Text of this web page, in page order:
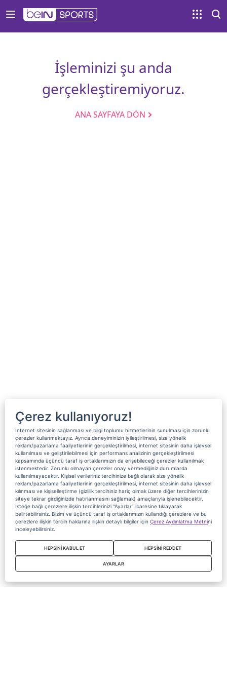
İşleminizi şu anda
gerçekleştiremiyoruz.
ANA SAYFAYA DÖN
Çerez kullanıyoruz!
İnternet sitesinin sağlanması ve bilgi toplumu hizmetlerinin sunulması için zorunlu
çerezler kullanmaktayız. Ayrıca deneyiminizin iyileştirilmesi, size yönelik
reklam/pazarlama faaliyetlerinin gerçekleştirilmesi, internet sitesinin daha işlevsel
kullanılması ve geliştirilebilmesi için performans analizinin gerçekleştirilmesi
kapsamında üçüncü taraf iş ortaklarımızın da erişebileceği çerezler kullanılmak
istenmektedir. Zorunlu olmayan çerezler onay vermediğiniz durumlarda
kullanılmayacaktır. Kişisel verileriniz tercihinize bağlı olarak size yönelik
reklam/pazarlama faaliyetlerinin gerçekleştirilmesi, internet sitesinin daha işlevsel
kılınması ve kişiselleştirme (gizlilik tercihiniz hariç olmak üzere diğer tercihlerinizin
siteye tekrar girdiğinizde hatırlanmasını sağlamak) amaçlarıyla işlenebilecektir.
İsteğe bağlı çerezlere ilişkin tercihlerinizi “Ayarlar” ibaresine tıklayarak
belirtebilirsiniz. Bizim ve üçüncü taraf iş ortaklarımızın kullandığı çerezlere ve bu
çerezlere ilişkin tercih haklarına ilişkin detaylı bilgiler için Çerez Aydınlatma Metnini
inceleyebilirsiniz.
HEPSİNİ KABUL ET HEPSİNİ REDDET
AYARLAR